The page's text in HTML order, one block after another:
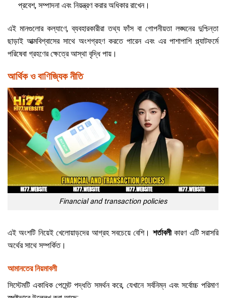
প্রবেশ, সম্পাদনা এবং নিয়ন্ত্রণ করার অধিকার রাখেন।
এই মানগুলোর কল্যাণে, ব্যবহারকারীরা তথ্য ফাঁস বা গোপনীয়তা লঙ্ঘনের দুশ্চিন্তা
ছাড়াই আত্মবিশ্বাসের সাথে অংশগ্রহণ করতে পারেন এবং এর পাশাপাশি প্ল্যাটফর্মে
পরিষেবা গ্রহণের ক্ষেত্রে আস্থা বৃদ্ধি পায়।
আর্থিক ও বাণিজ্যিক নীতি
Financial and transaction policies
এই অংশটি নিয়েই খেলোয়াড়দের আগ্রহ সবচেয়ে বেশি। শর্তাবলীকারণ এটি সরাসরি
অর্থের সাথে সম্পর্কিত।
আমানতের নিয়মাবলী
সিস্টেমটি একাধিক পেমেন্ট পদ্ধতি সমর্থন করে, যেখানে সর্বনিম্ন এবং সর্বোচ্চ পরিমাণ